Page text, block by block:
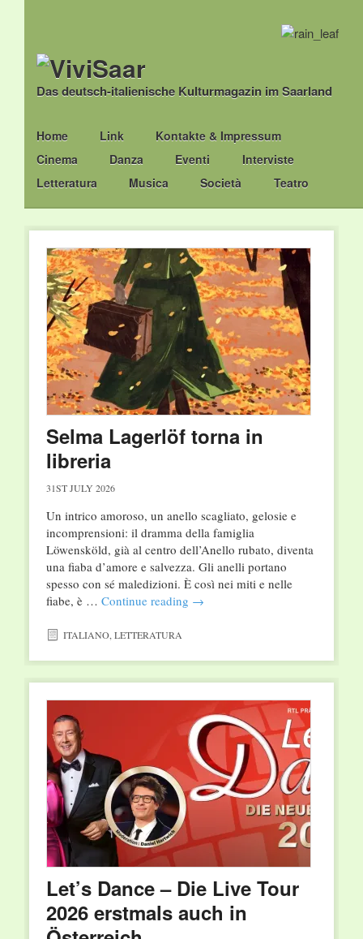
Das deutsch-italienische Kulturmagazin im Saarland
Main menu
Skip
to
content
Home Link
Kontakte & Impressum
Cinema
Danza Eventi
Interviste
Letteratura
Musica Società Teatro
Selma Lagerlöf torna in
libreria
31ST JULY 2026
Un intrico amoroso, un anello scagliato, gelosie e
incomprensioni: il dramma della famiglia
Löwensköld, già al centro dell’Anello rubato, diventa
una fiaba d’amore e salvezza. Gli anelli portano
spesso con sé maledizioni. È così nei miti e nelle
fiabe, è … Continue reading →
ITALIANO,LETTERATURA
Let’s Dance – Die Live Tour
2026 erstmals auch in